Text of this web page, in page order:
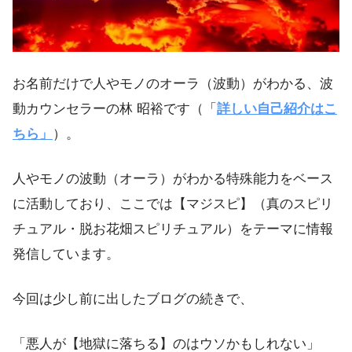
お名前だけで人やモノのオーラ（波動）がわかる、波
動カウンセラーの林 昭裕です（「 詳しい自己紹介はこ
ちら」 ）。
人やモノの波動（オーラ）がわかる特殊能力をベース
に活動しており、ここでは【マジスピ】（真のスピリ
チュアル・脱お花畑スピリチュアル）をテーマに情報
発信しています。
今回は少し前に出したブログの続きで、
「悪人が【地獄に落ちる】のはウソかもしれない」